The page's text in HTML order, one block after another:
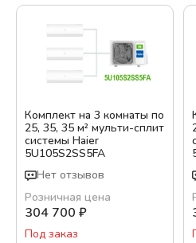
Комплект на 3 комнаты по
25, 35, 35 м² мульти-сплит
системы Haier
5U105S2SS5FA
Нет отзывов
Розничная цена
304 700 ₽
Под заказ